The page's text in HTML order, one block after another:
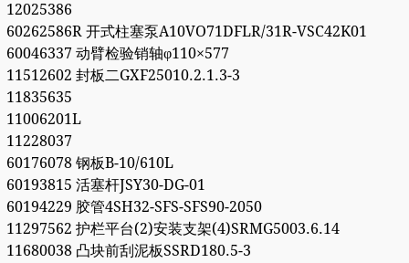
12025386
60262586R 开式柱塞泵A10VO71DFLR/31R-VSC42K01
60046337 动臂检验销轴φ110×577
11512602 封板二GXF25010.2.1.3-3
11835635
11006201L
11228037
60176078 钢板B-10/610L
60193815 活塞杆JSY30-DG-01
60194229 胶管4SH32-SFS-SFS90-2050
11297562 护栏平台(2)安装支架(4)SRMG5003.6.14
11680038 凸块前刮泥板SSRD180.5-3